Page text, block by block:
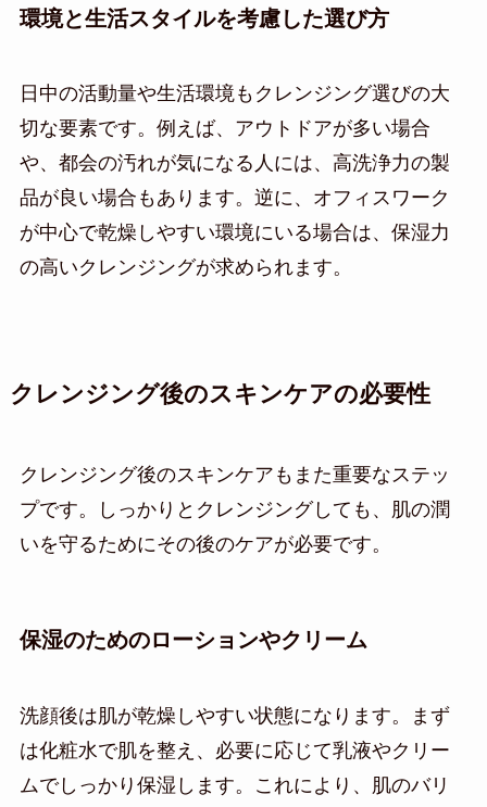
環境と生活スタイルを考慮した選び方
日中の活動量や生活環境もクレンジング選びの大
切な要素です。例えば、アウトドアが多い場合
や、都会の汚れが気になる人には、高洗浄力の製
品が良い場合もあります。逆に、オフィスワーク
が中心で乾燥しやすい環境にいる場合は、保湿力
の高いクレンジングが求められます。
クレンジング後のスキンケアの必要性
クレンジング後のスキンケアもまた重要なステッ
プです。しっかりとクレンジングしても、肌の潤
いを守るためにその後のケアが必要です。
保湿のためのローションやクリーム
洗顔後は肌が乾燥しやすい状態になります。まず
は化粧水で肌を整え、必要に応じて乳液やクリー
ムでしっかり保湿します。これにより、肌のバリ